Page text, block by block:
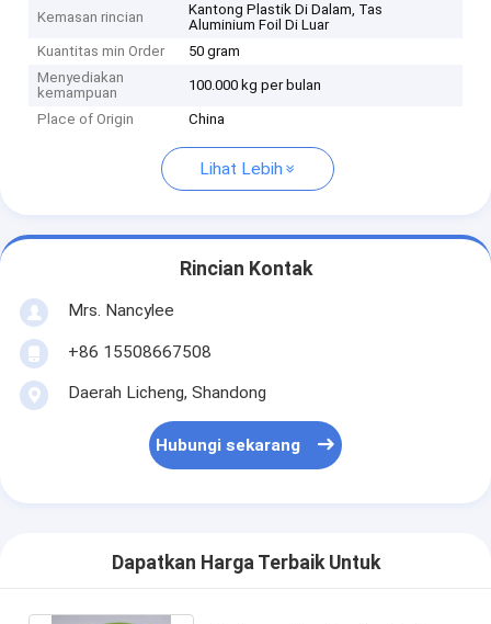
Kemasan rincian
Kantong Plastik Di Dalam, Tas
Aluminium Foil Di Luar
Kuantitas min Order
50 gram
Menyediakan
kemampuan
100.000 kg per bulan
Place of Origin China
Lihat Lebih
Rincian Kontak
Mrs. Nancylee
+86 15508667508
Daerah Licheng, Shandong
Hubungi sekarang
Dapatkan Harga Terbaik Untuk